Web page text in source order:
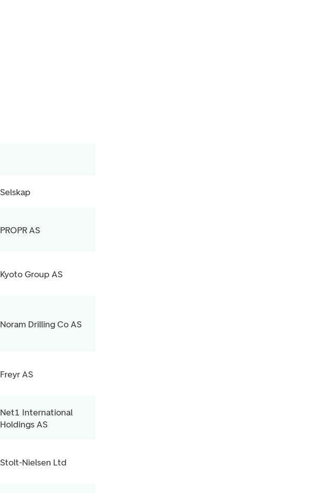
Selskap
PROPR AS
Kyoto Group AS
Noram Drilling Co AS
Freyr AS
Net1 International
Holdings AS
Stolt-Nielsen Ltd